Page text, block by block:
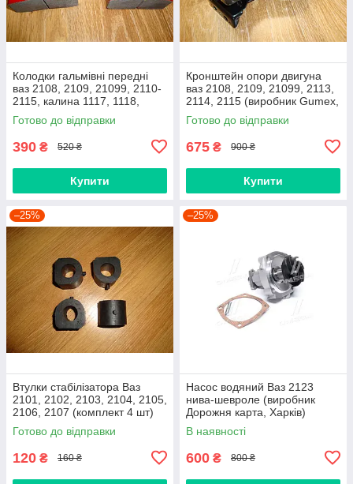
Колодки гальмівні передні
ваз 2108, 2109, 21099, 2110-
2115, калина 1117, 1118,
1119, приора 2170 (Raf,
Латвія)
Готово до відправки
390 ₴ 520 ₴
Купити
Кронштейн опори двигуна
ваз 2108, 2109, 21099, 2113,
2114, 2115 (виробник Gumex,
Польща)
Готово до відправки
675 ₴ 900 ₴
Купити
–25%
Втулки стабілізатора Ваз
2101, 2102, 2103, 2104, 2105,
2106, 2107 (комплект 4 шт)
виробник Gumex, Польща
Готово до відправки
120 ₴ 160 ₴
–25%
Насос водяний Ваз 2123
нива-шевроле (виробник
Дорожня карта, Харків)
В наявності
600 ₴ 800 ₴